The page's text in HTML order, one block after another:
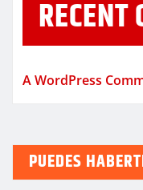
RECENT
A WordPress
PUEDES